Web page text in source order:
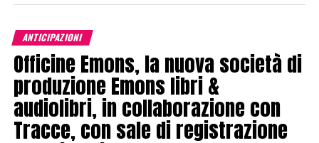
ANTICIPAZIONI
Officine Emons, la nuova società di
produzione Emons libri &
audiolibri, in collaborazione con
Tracce, con sale di registrazione